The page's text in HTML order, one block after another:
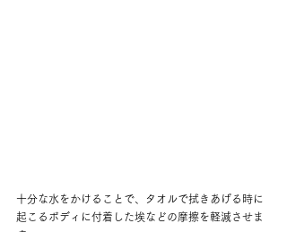
十分な水をかけることで、タオルで拭きあげる時に
起こるボディに付着した埃などの摩擦を軽減させま